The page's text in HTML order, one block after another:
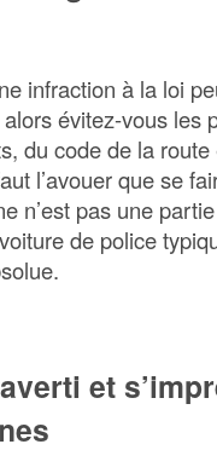
infraction à la loi
évitez-vous les
du code de la
l’avouer que se
n’est pas une
de police
et